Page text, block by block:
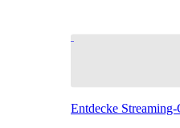
Entdecke